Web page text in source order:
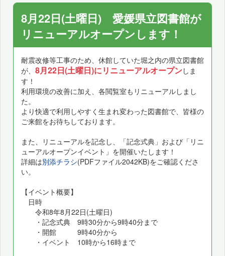
8月22日(土曜日) 愛媛県立図書館が
リニューアルオープンします！
耐震改修等工事のため、休館していた堀之内の県立図書館
が、 8月22日(土曜日)にリニューアルオープンしま
す！
利用環境の改善に加え、各閲覧室もリニューアルしまし
た。
より快適で利用しやすく生まれ変わった図書館で、皆様の
ご来館をお待ちしております。
また、リニューアルを記念し、「記念式典」および「リニ
ューアルオープンイベント」を開催いたします！
詳細は別添チラシ(PDFファイル2042KB)をご確認くださ
い。
【イベント概要】
日時
令和8年8月22日(土曜日)
・記念式典 9時30分から9時40分まで
・開館 9時40分から
・イベント 10時から16時まで